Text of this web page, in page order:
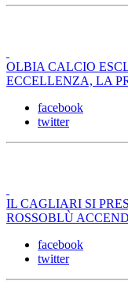
OLBIA CALCIO
ECCELLENZA, LA
facebook
twitter
IL CAGLIARI SI
ROSSOBLÙ
facebook
twitter